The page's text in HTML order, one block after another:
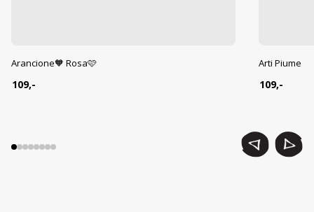
Arancione🧡 Rosa🩷
109,-
Arti Piume
109,-